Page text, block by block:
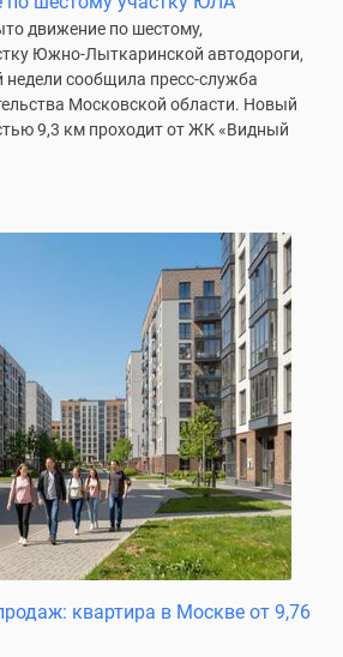
движение по шестому,
Южно-Лыткаринской автодороги,
недели сообщила пресс-служба
Московской области. Новый
9,3 км проходит от ЖК «Видный
квартира в Москве от 9,76